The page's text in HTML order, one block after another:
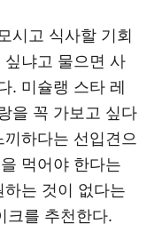
시고 식사할 기회
냐고 물으면 사
. 미슐랭 스타 레
을 꼭 가보고 싶다
하다는 선입견으
먹어야 한다는
는 것이 없다는
크를 추천한다.